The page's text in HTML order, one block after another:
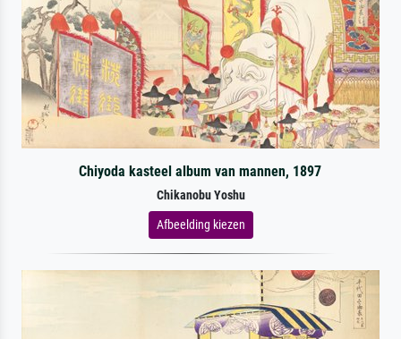
Chiyoda kasteel album van mannen, 1897
Chikanobu Yoshu
Afbeelding kiezen